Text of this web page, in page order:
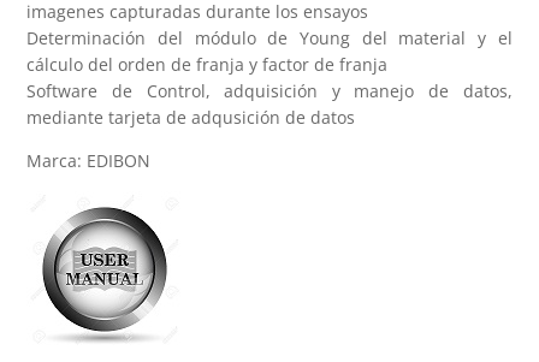
imagenes capturadas durante los ensayos
Determinación del módulo de Young del material y el
cálculo del orden de franja y factor de franja
Software de Control, adquisición y manejo de datos,
mediante tarjeta de adqusición de datos
Marca: EDIBON